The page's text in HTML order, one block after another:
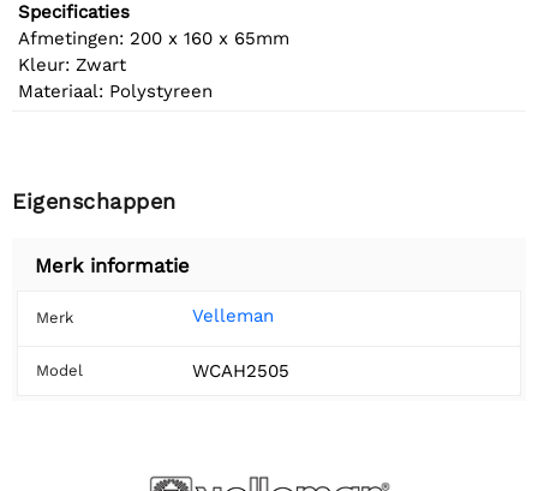
Specificaties
Afmetingen: 200 x 160 x 65mm
Kleur: Zwart
Materiaal: Polystyreen
Eigenschappen
Merk informatie
Merk Velleman
Model WCAH2505